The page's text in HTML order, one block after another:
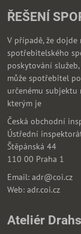
ŘEŠENÍ
V případě, že
spotřebitelského
poskytování
může spotřebitel
určenému
kterým je
Česká obchodní
Ústřední
Štěpánská 44
110 00 Praha 1
Email: adr@coi.cz
Web: adr.coi.cz
Ateliér